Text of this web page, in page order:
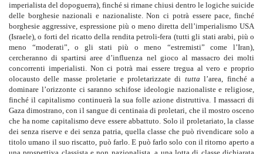
imperialista del dopoguerra), finché si rimane chiusi dentro le logiche suicide
delle borghesie nazionali e nazionaliste. Non ci potrà essere pace, finché
borghesie aggressive, espressione più o meno diretta dell’imperialismo USA
(Israele), o forti del ricatto della rendita petroli-fera (tutti gli stati arabi, più o
meno “moderati”, o gli stati più o meno “estremisti” come l’Iran),
cercheranno di spartirsi aree d’influenza nel gioco al massacro dei molti
concorrenti imperialisti. Non ci potrà mai essere tregua al vero e proprio
olocausto delle masse proletarie e proletarizzate di tuttal’area, finché a
dominare l’orizzonte ci saranno schifose ideologie nazionaliste e religiose,
finché il capitalismo continuerà la sua folle azione distruttiva. I massacri di
Gaza dimostrano, con il sangue di centinaia di proletari, che il mostro osceno
che ha nome capitalismo deve essere abbattuto. Solo il proletariato, la classe
dei senza riserve e dei senza patria, quella classe che può rivendicare solo a
titolo umano il suo riscatto, può farlo. E può farlo solo con il ritorno aperto a